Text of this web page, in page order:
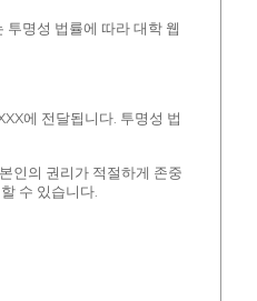
명성 법률에 따라 대학 웹
에 전달됩니다. 투명성 법
인의 권리가 적절하게 존중
수 있습니다.